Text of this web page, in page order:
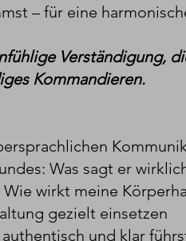
– für eine
Verständigung,
Kommandieren.
Was sagt er
wirkt meine
gezielt einsetzen
und klar